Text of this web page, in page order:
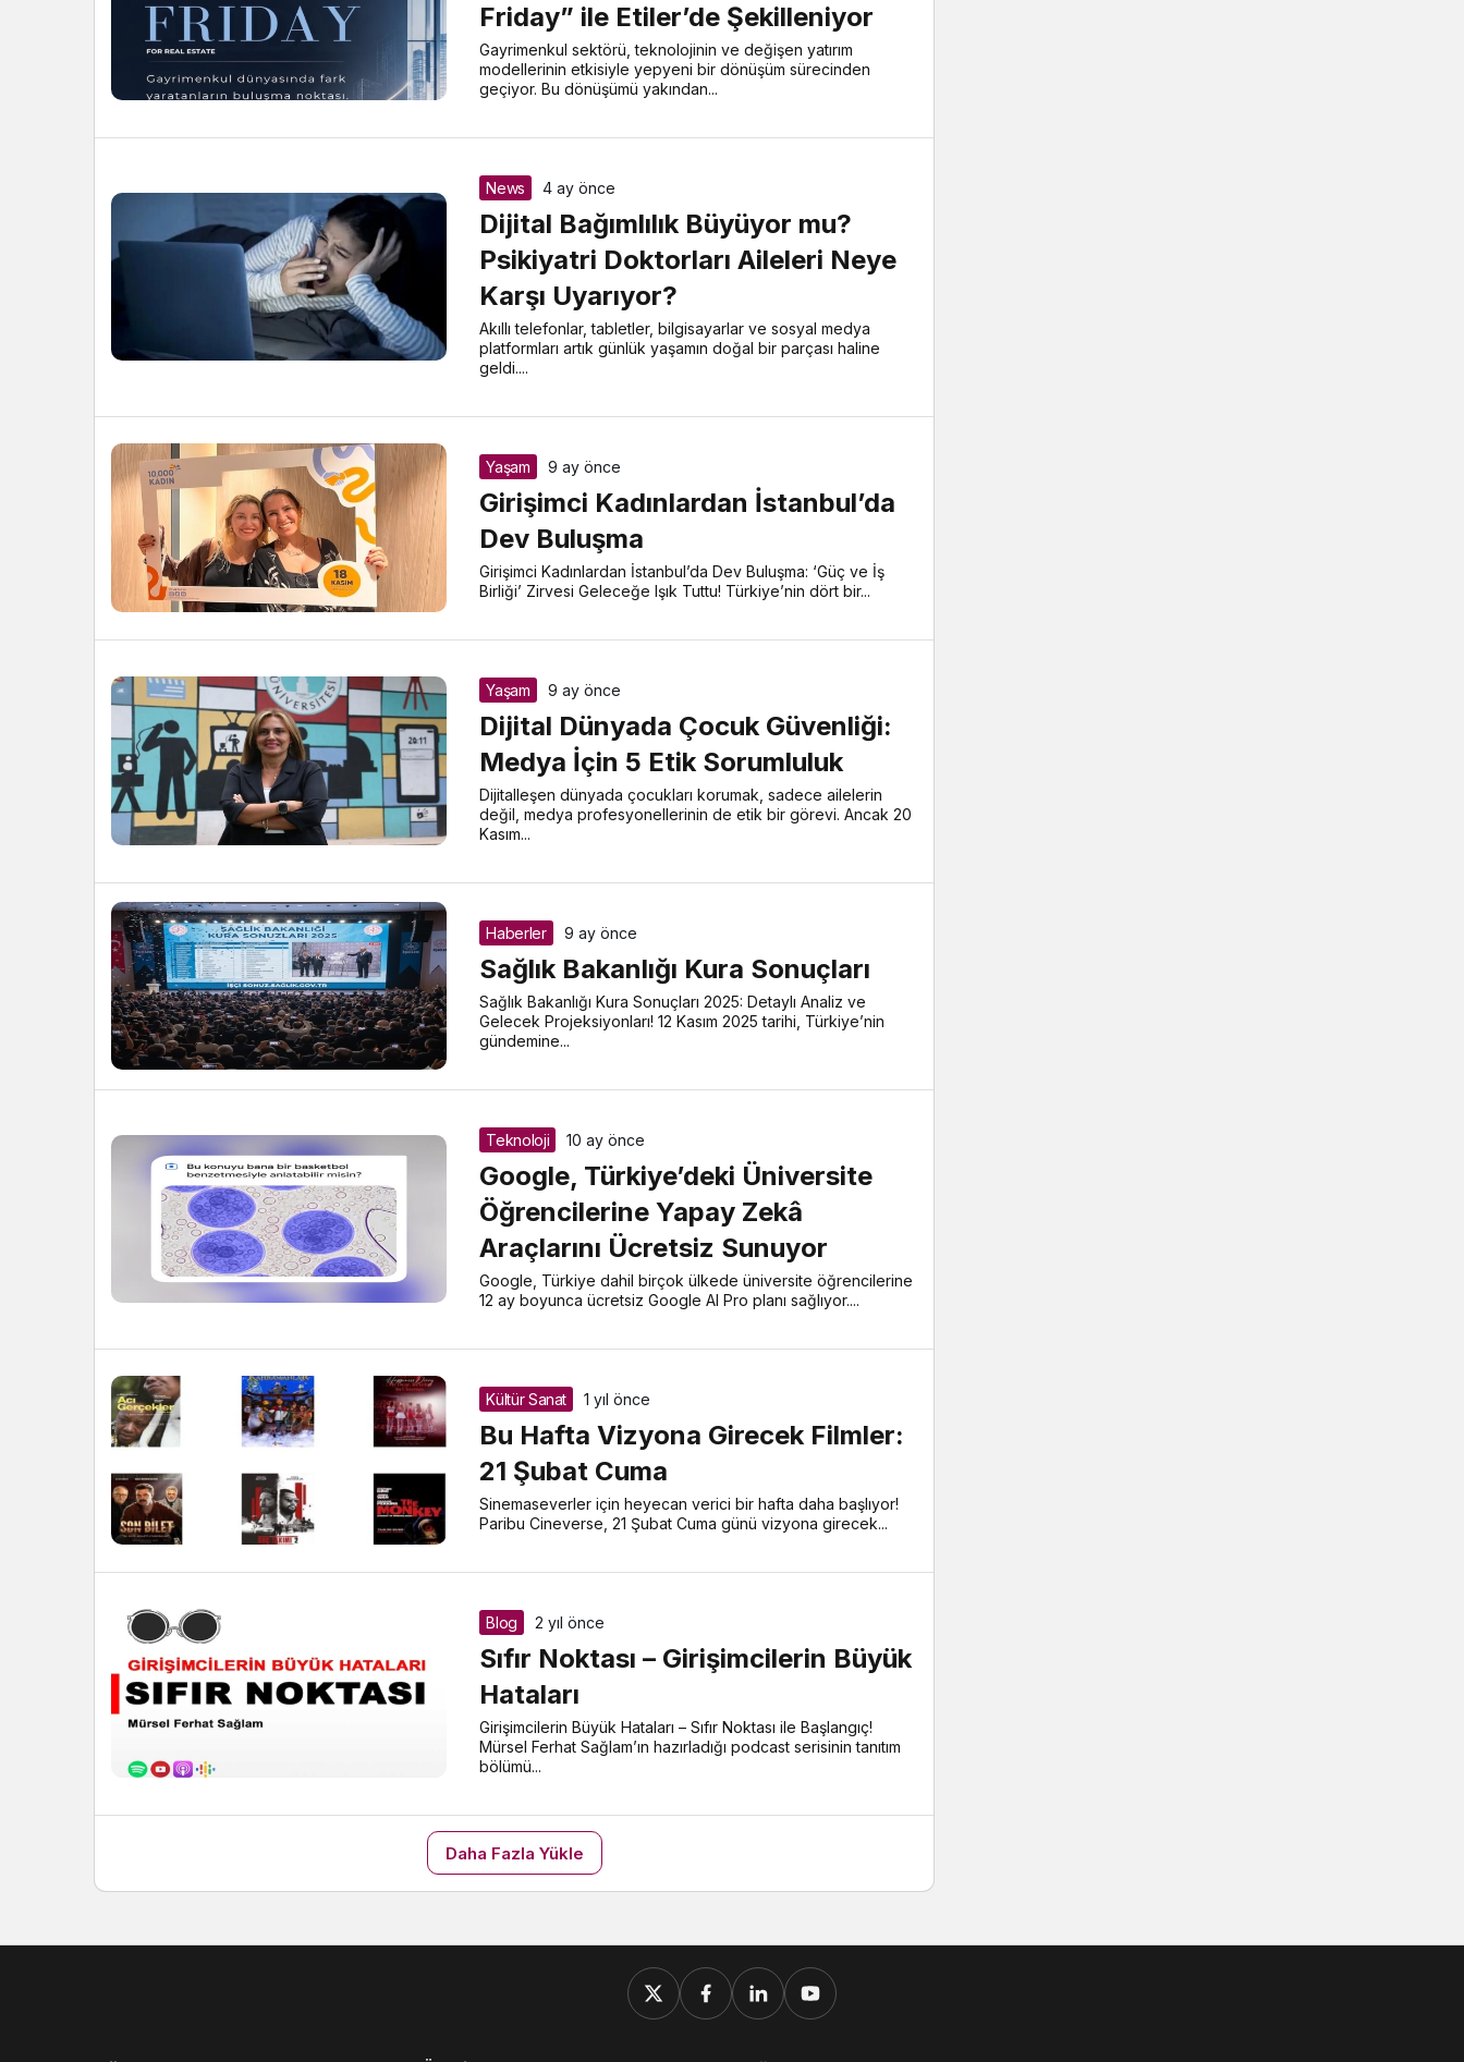
Friday” ile Etiler’de Şekilleniyor
Gayrimenkul sektörü, teknolojinin ve değişen yatırım
modellerinin etkisiyle yepyeni bir dönüşüm sürecinden
geçiyor. Bu dönüşümü yakından...
News 4 ay önce
Dijital Bağımlılık Büyüyor mu?
Psikiyatri Doktorları Aileleri Neye
Karşı Uyarıyor?
Akıllı telefonlar, tabletler, bilgisayarlar ve sosyal medya
platformları artık günlük yaşamın doğal bir parçası haline
geldi....
Yaşam 9 ay önce
Girişimci Kadınlardan İstanbul’da
Dev Buluşma
Girişimci Kadınlardan İstanbul’da Dev Buluşma: ‘Güç ve İş
Birliği’ Zirvesi Geleceğe Işık Tuttu! Türkiye’nin dört bir...
Yaşam 9 ay önce
Dijital Dünyada Çocuk Güvenliği:
Medya İçin 5 Etik Sorumluluk
Dijitalleşen dünyada çocukları korumak, sadece ailelerin
değil, medya profesyonellerinin de etik bir görevi. Ancak 20
Kasım...
Haberler 9 ay önce
Sağlık Bakanlığı Kura Sonuçları
Sağlık Bakanlığı Kura Sonuçları 2025: Detaylı Analiz ve
Gelecek Projeksiyonları! 12 Kasım 2025 tarihi, Türkiye’nin
gündemine...
Teknoloji 10 ay önce
Google, Türkiye’deki Üniversite
Öğrencilerine Yapay Zekâ
Araçlarını Ücretsiz Sunuyor
Google, Türkiye dahil birçok ülkede üniversite öğrencilerine
12 ay boyunca ücretsiz Google AI Pro planı sağlıyor....
Kültür Sanat 1 yıl önce
Bu Hafta Vizyona Girecek Filmler:
21 Şubat Cuma
Sinemaseverler için heyecan verici bir hafta daha başlıyor!
Paribu Cineverse, 21 Şubat Cuma günü vizyona girecek...
Blog 2 yıl önce
Sıfır Noktası – Girişimcilerin Büyük
Hataları
Girişimcilerin Büyük Hataları – Sıfır Noktası ile Başlangıç!
Mürsel Ferhat Sağlam’ın hazırladığı podcast serisinin tanıtım
bölümü...
Daha Fazla Yükle